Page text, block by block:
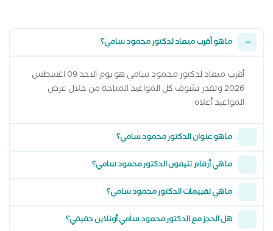
ما هو أقرب ميعاد لدكتور محمود سامي؟
أقرب ميعاد لدكتور محمود سامي هو يوم الاحد 09 اغسطس
2026 وتقدر تشوف كل المواعيد المتاحة من خلال عرض
المواعيد أعلاه
ما هو عنوان الدكتور محمود سامي؟
ما هي أرقام تليفون الدكتور محمود سامي؟
ما هي تقييمات الدكتور محمود سامي؟
هل الحجز مع الدكتور محمود سامي أونلاين حقيقي؟